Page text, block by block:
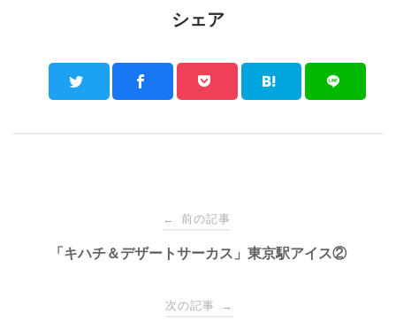
シェア
navigation
← 前の記事
「キハチ＆デザートサーカス」東京駅アイス②
次の記事 →